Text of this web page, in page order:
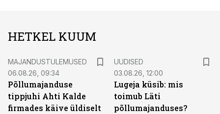
HETKEL KUUM
MAJANDUSTULEMUSED
06.08.26, 09:34
Põllumajanduse
tippjuhi Ahti Kalde
firmades käive üldiselt
UUDISED
03.08.26, 12:00
Lugeja küsib: mis
toimub Läti
põllumajanduses?